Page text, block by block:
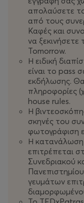
TEDxPatras
όλο τον κόσμο θα
ιδέες που θα
διαμόρφωση ενός
Μέσα από τις
ανακαλύψουμε τη
πώς διαμορφώνει
οράματα του
πραγματικότητα
Το « Μια Φορά στο
διάθεση για το
σημαντικό
Για την τελευταία
απολαύσετε
από τους
Καφές και
να ξεκινήσετε
Tomorrow.
Η ειδική
είναι το pass
εκδήλωσης.
πληροφορίες
house rules.
Η
σκηνές του
φωτογράφιση
Η
επιτρέπεται
Συνεδριακού
γευμάτων